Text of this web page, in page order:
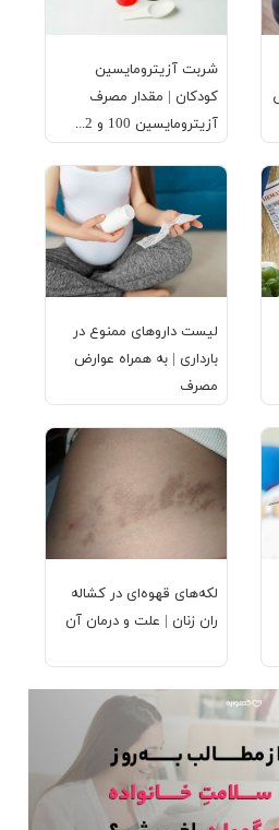
شربت آزیترومایسین
کودکان | مقدار مصرف
آزیترومایسین 100 و 2...
لیست داروهای ممنوع در
بارداری | به همراه عوارض
مصرف
لکه‌‌های قهوه‌ای در کشاله
ران زنان | علت و درمان آن